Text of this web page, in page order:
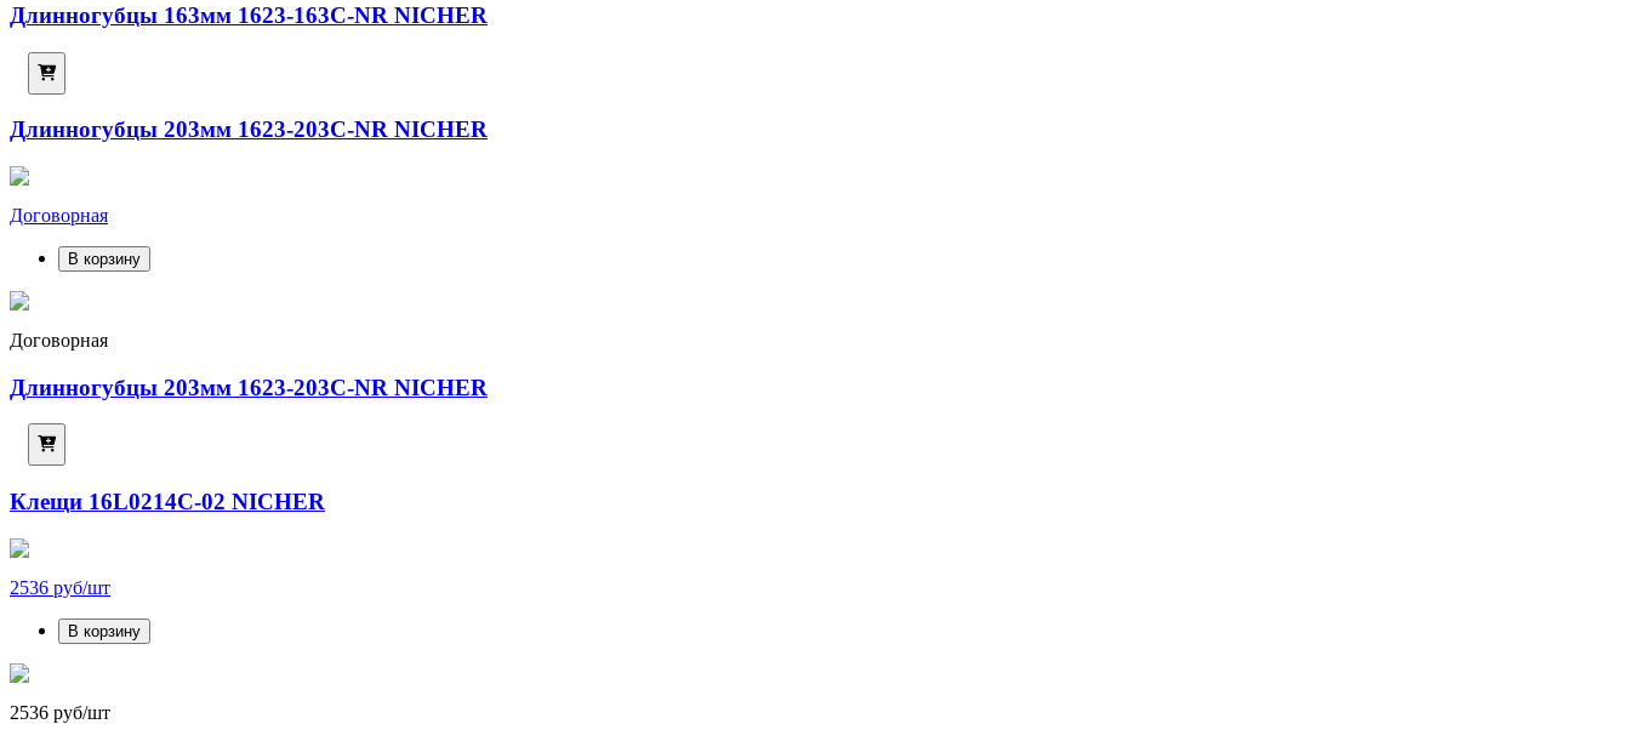
Длинногубцы 163мм 1623-163C-NR NICHER
Длинногубцы 203мм 1623-203C-NR NICHER
Договорная
В корзину
Договорная
Длинногубцы 203мм 1623-203C-NR NICHER
Клещи 16L0214C-02 NICHER
2536 руб/шт
В корзину
2536 руб/шт